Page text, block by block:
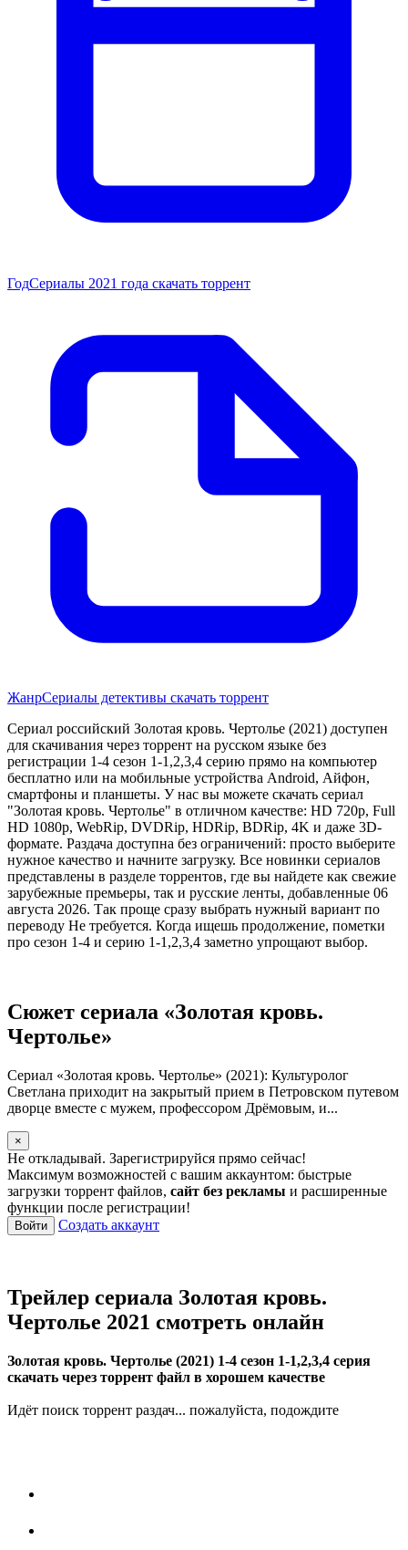
ГодСериалы 2021 года скачать торрент
ЖанрСериалы детективы скачать торрент
Сериал российский Золотая кровь. Чертолье (2021) доступен
для скачивания через торрент на русском языке без
регистрации 1-4 сезон 1-1,2,3,4 серию прямо на компьютер
бесплатно или на мобильные устройства Android, Айфон,
смартфоны и планшеты. У нас вы можете скачать сериал
"Золотая кровь. Чертолье" в отличном качестве: HD 720p, Full
HD 1080p, WebRip, DVDRip, HDRip, BDRip, 4K и даже 3D-
формате. Раздача доступна без ограничений: просто выберите
нужное качество и начните загрузку. Все новинки сериалов
представлены в разделе торрентов, где вы найдете как свежие
зарубежные премьеры, так и русские ленты, добавленные 06
августа 2026. Так проще сразу выбрать нужный вариант по
переводу Не требуется. Когда ищешь продолжение, пометки
про сезон 1-4 и серию 1-1,2,3,4 заметно упрощают выбор.
Сюжет сериала «Золотая кровь.
Чертолье»
Сериал «Золотая кровь. Чертолье» (2021): Культуролог
Светлана приходит на закрытый прием в Петровском путевом
дворце вместе с мужем, профессором Дрёмовым, и...
×
Не откладывай. Зарегистрируйся прямо сейчас!
Максимум возможностей с вашим аккаунтом: быстрые
загрузки торрент файлов, сайт без рекламы и расширенные
функции после регистрации!
Войти Создать аккаунт
Трейлер сериала Золотая кровь.
Чертолье 2021 смотреть онлайн
Золотая кровь. Чертолье (2021) 1-4 сезон 1-1,2,3,4 серия
скачать через торрент файл в хорошем качестве
Идёт поиск торрент раздач... пожалуйста, подождите